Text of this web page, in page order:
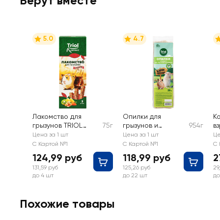
5.0
Лакомство для
грызунов TRIOL
Standard Ассорти с
фруктами, овощами
75г
Цена за 1 шт
С Картой №1
124,99 руб
131,59 руб
до 4 шт
4.7
Опилки для
грызунов и
кроликов TRIOL
Little Village
954г
Цена за 1 шт
С Картой №1
118,99 руб
125,26 руб
до 22 шт
С
Похожие товары